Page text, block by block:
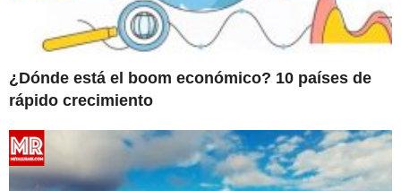
¿Dónde está el boom económico? 10 países de
rápido crecimiento